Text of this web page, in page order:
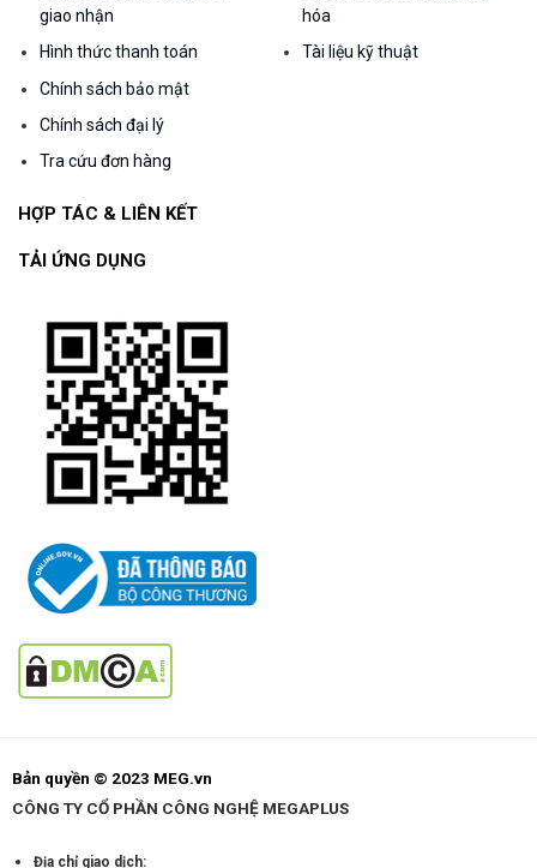
giao nhận
Hình thức thanh toán
Chính sách bảo mật
Chính sách đại lý
Tra cứu đơn hàng
hóa
Tài liệu kỹ thuật
HỢP TÁC & LIÊN KẾT
TẢI ỨNG DỤNG
Bản quyền © 2023 MEG.vn
CÔNG TY CỔ PHẦN CÔNG NGHỆ MEGAPLUS
Địa chỉ giao dịch: